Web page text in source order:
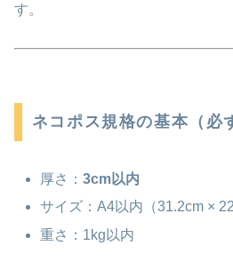
す。
ネコポス規格の基本（必
厚さ：3cm以内
サイズ：A4以内（31.2cm ×
重さ：1kg以内